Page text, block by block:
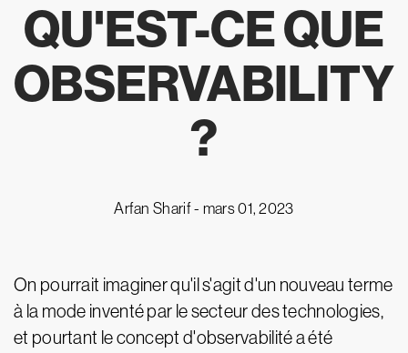
QU'EST-CE QUE
OBSERVABILITY
?
Arfan Sharif - mars 01, 2023
On pourrait imaginer qu'il s'agit d'un nouveau terme
à la mode inventé par le secteur des technologies,
et pourtant le concept d'observabilité a été